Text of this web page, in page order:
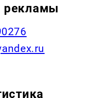
рекламы